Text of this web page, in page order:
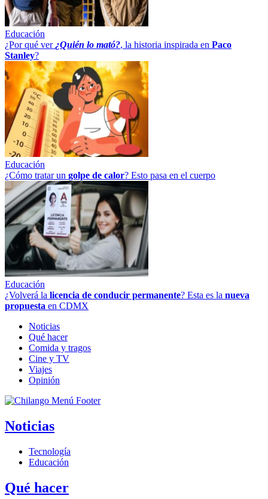
Educación
¿Por qué ver ¿Quién lo mató?, la historia inspirada en Paco
Stanley?
Educación
¿Cómo tratar un golpe de calor? Esto pasa en el cuerpo
Educación
¿Volverá la licencia de conducir permanente? Esta es la nueva
propuesta en CDMX
Noticias
Qué hacer
Comida y tragos
Cine y TV
Viajes
Opinión
Noticias
Tecnología
Educación
Qué hacer